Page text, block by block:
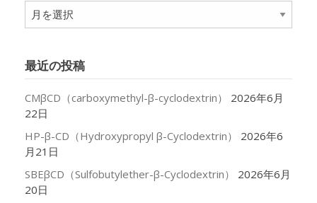
ア
ー
ブ
最近の投稿
CMβCD（carboxymethyl-β-cyclodextrin）
2026年6月
22日
HP-β-CD（Hydroxypropyl β-Cyclodextrin）
2026年6
月21日
SBEβCD（Sulfobutylether-β-Cyclodextrin）
2026年6月
20日